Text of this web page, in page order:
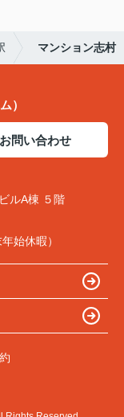
マンション志村
）
問い合わせ
ルA棟 ５階
始休暇）